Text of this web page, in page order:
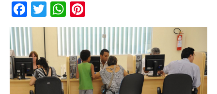
Facebook
TwitterWhatsApp